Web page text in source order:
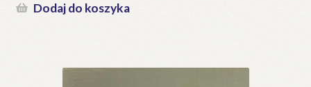
Dodaj do koszyka